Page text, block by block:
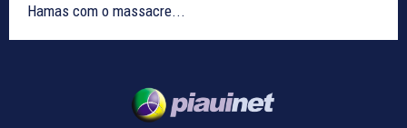
Hamas com o massacre...